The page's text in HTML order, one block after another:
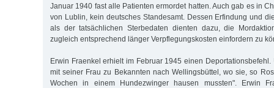
Januar 1940 fast alle Patienten ermordet hatten. Auch gab es in
von Lublin, kein deutsches Standesamt. Dessen Erfindung und
als der tatsächlichen Sterbedaten dienten dazu, die
zugleich entsprechend länger Verpflegungskosten einfordern zu
Erwin Fraenkel erhielt im Februar 1945 einen Deportationsbefehl.
mit seiner Frau zu Bekannten nach Wellingsbüttel, wo sie, so
Wochen in einem Hundezwinger hausen mussten". Erwin